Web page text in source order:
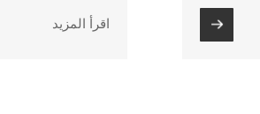
اقرأ المزيد